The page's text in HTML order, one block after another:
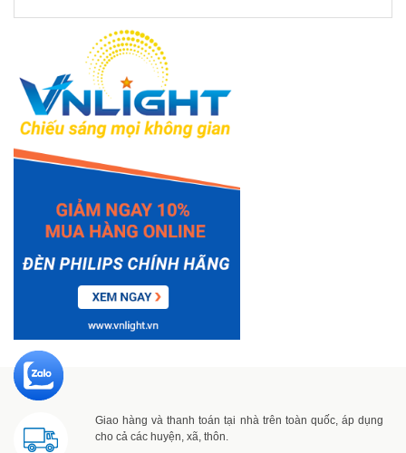
Giao hàng và thanh toán tại nhà trên toàn quốc, áp dụng
cho cả các huyện, xã, thôn.